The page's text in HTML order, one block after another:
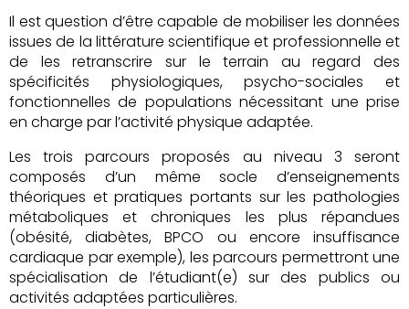
Il est question d’être capable de mobiliser les données
issues de la littérature scientifique et professionnelle et
de les retranscrire sur le terrain au regard des
spécificités physiologiques, psycho-sociales et
fonctionnelles de populations nécessitant une prise
en charge par l’activité physique adaptée.
Les trois parcours proposés au niveau 3 seront
composés d’un même socle d’enseignements
théoriques et pratiques portants sur les pathologies
métaboliques et chroniques les plus répandues
(obésité, diabètes, BPCO ou encore insuffisance
cardiaque par exemple), les parcours permettront une
spécialisation de l’étudiant(e) sur des publics ou
activités adaptées particulières.